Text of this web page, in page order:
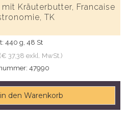
Kräuterbutter, Francaise
TK
440 g, 48 St
(€ 37,38 exkl. MwSt.)
47990
in den Warenkorb